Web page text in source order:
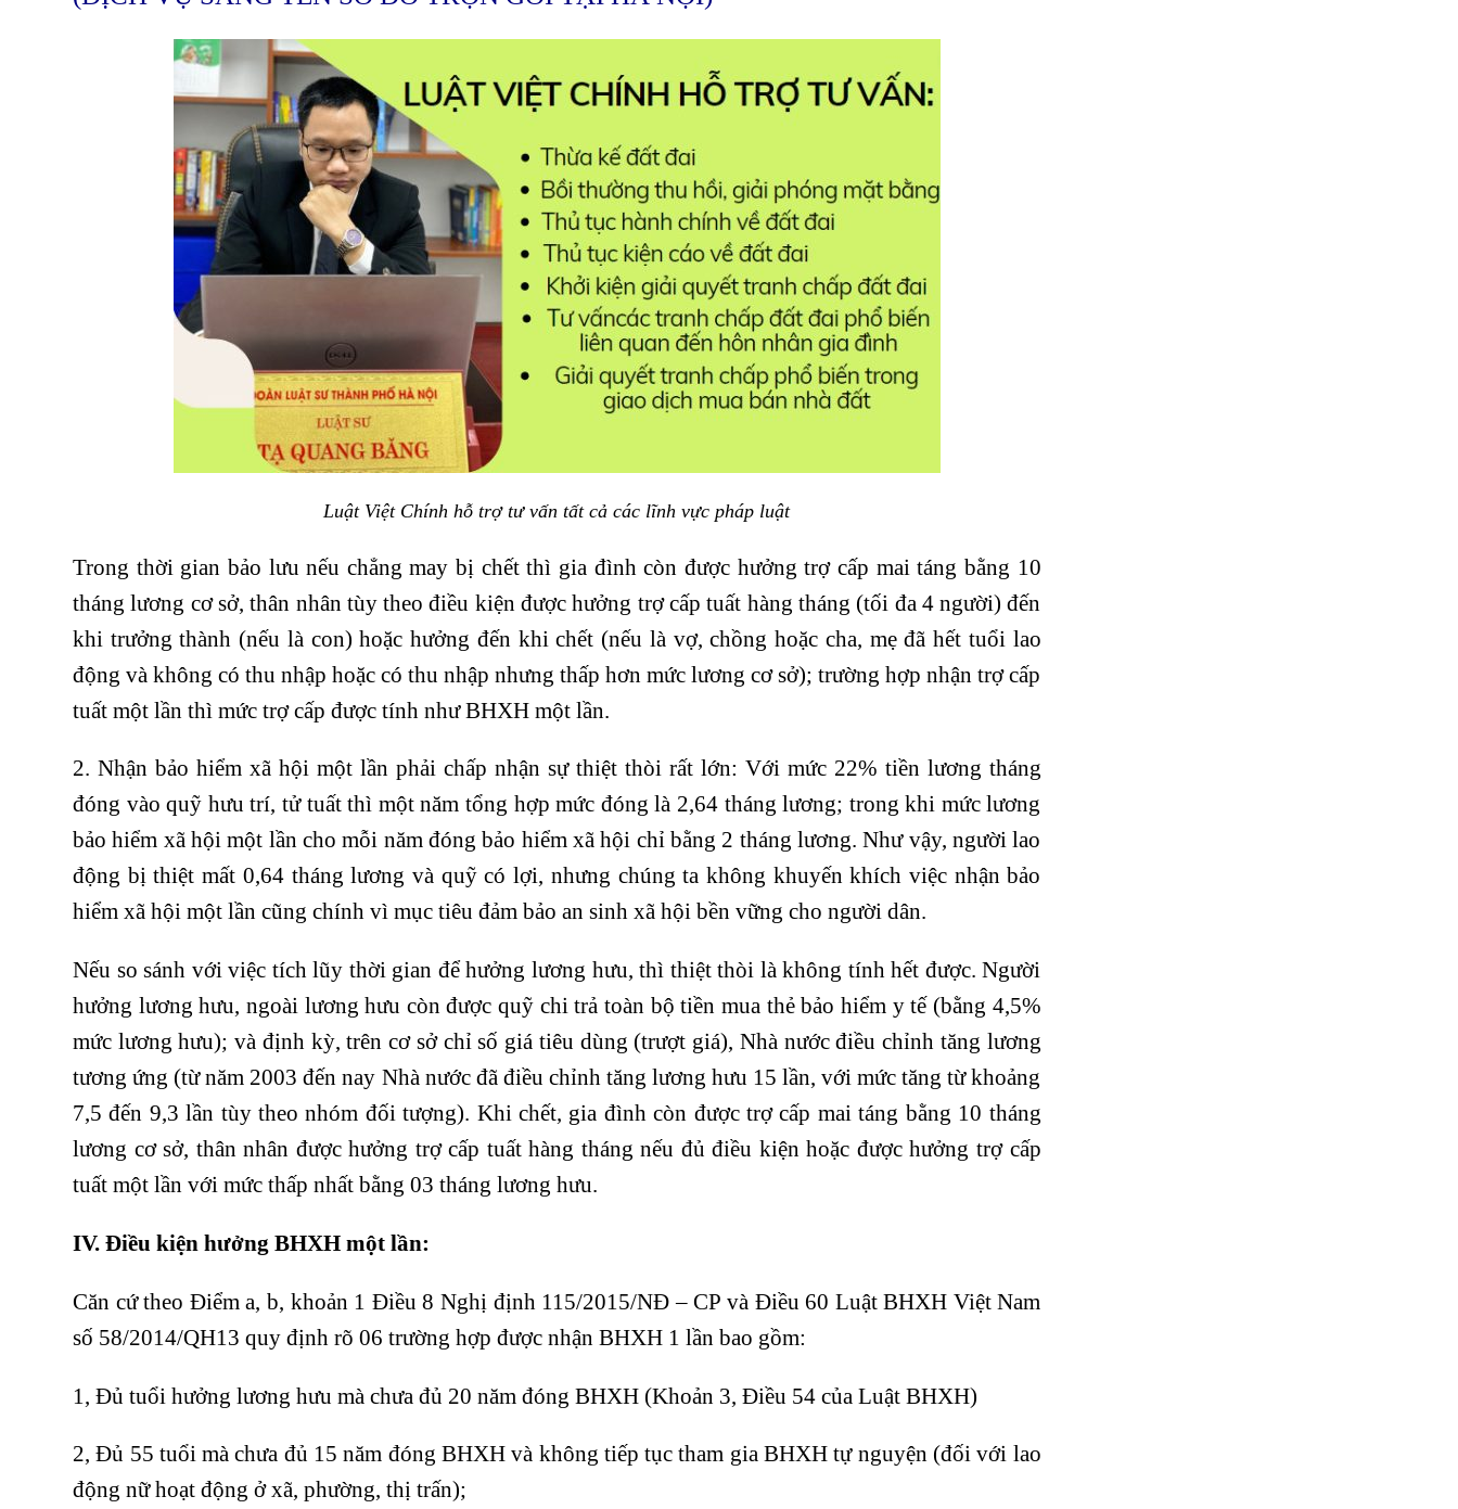
Luật Việt Chính hỗ trợ tư vấn tất cả các lĩnh vực pháp luật
Trong thời gian bảo lưu nếu chẳng may bị chết thì gia đình còn được hưởng trợ cấp mai táng bằng 10
tháng lương cơ sở, thân nhân tùy theo điều kiện được hưởng trợ cấp tuất hàng tháng (tối đa 4 người) đến
khi trưởng thành (nếu là con) hoặc hưởng đến khi chết (nếu là vợ, chồng hoặc cha, mẹ đã hết tuổi lao
động và không có thu nhập hoặc có thu nhập nhưng thấp hơn mức lương cơ sở); trường hợp nhận trợ cấp
tuất một lần thì mức trợ cấp được tính như BHXH một lần.
2. Nhận bảo hiểm xã hội một lần phải chấp nhận sự thiệt thòi rất lớn: Với mức 22% tiền lương tháng
đóng vào quỹ hưu trí, tử tuất thì một năm tổng hợp mức đóng là 2,64 tháng lương; trong khi mức lương
bảo hiểm xã hội một lần cho mỗi năm đóng bảo hiểm xã hội chỉ bằng 2 tháng lương. Như vậy, người lao
động bị thiệt mất 0,64 tháng lương và quỹ có lợi, nhưng chúng ta không khuyến khích việc nhận bảo
hiểm xã hội một lần cũng chính vì mục tiêu đảm bảo an sinh xã hội bền vững cho người dân.
Nếu so sánh với việc tích lũy thời gian để hưởng lương hưu, thì thiệt thòi là không tính hết được. Người
hưởng lương hưu, ngoài lương hưu còn được quỹ chi trả toàn bộ tiền mua thẻ bảo hiểm y tế (bằng 4,5%
mức lương hưu); và định kỳ, trên cơ sở chỉ số giá tiêu dùng (trượt giá), Nhà nước điều chỉnh tăng lương
tương ứng (từ năm 2003 đến nay Nhà nước đã điều chỉnh tăng lương hưu 15 lần, với mức tăng từ khoảng
7,5 đến 9,3 lần tùy theo nhóm đối tượng). Khi chết, gia đình còn được trợ cấp mai táng bằng 10 tháng
lương cơ sở, thân nhân được hưởng trợ cấp tuất hàng tháng nếu đủ điều kiện hoặc được hưởng trợ cấp
tuất một lần với mức thấp nhất bằng 03 tháng lương hưu.
IV. Điều kiện hưởng BHXH một lần:
Căn cứ theo Điểm a, b, khoản 1 Điều 8 Nghị định 115/2015/NĐ – CP và Điều 60 Luật BHXH Việt Nam
số 58/2014/QH13 quy định rõ 06 trường hợp được nhận BHXH 1 lần bao gồm:
1, Đủ tuổi hưởng lương hưu mà chưa đủ 20 năm đóng BHXH (Khoản 3, Điều 54 của Luật BHXH)
2, Đủ 55 tuổi mà chưa đủ 15 năm đóng BHXH và không tiếp tục tham gia BHXH tự nguyện (đối với lao
động nữ hoạt động ở xã, phường, thị trấn);